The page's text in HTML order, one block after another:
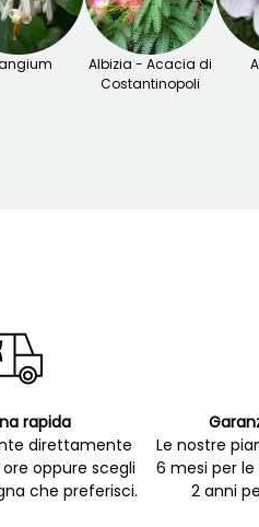
Albizia - Acacia di
Costantinopoli
rapida
direttamente
oppure scegli
che preferisci.
Le nostre
6 mesi per
2 anni